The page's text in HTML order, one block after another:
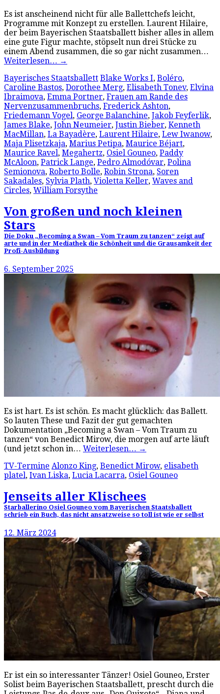
Es ist anscheinend nicht für alle Ballettchefs leicht,
Programme mit Konzept zu erstellen. Laurent Hilaire,
der beim Bayerischen Staatsballett bisher alles in allem
eine gute Figur machte, stöpselt nun drei Stücke zu
einem Abend zusammen, die so gar nicht zusammen…
Weiterlesen… →
Bayerisches Staatsballett Blake Works I, Boléro,
Caroline Bastos, Dorothee Merg, Elisabeth Tonev, Elvina
Ibraimova, Emma Portner, Frauen am Rande des
Nervenzusammenbruchs, Frederick Ashton,
Friedemann Vogel, George Balanchine, Jakob Feyferlik,
James Blake, John Neumeier, Justin Bieber, Kenneth
MacMillan, La Bayadère, Laurent Hilaire, Lew Iwanow,
Maja Plisetzkaja, Marius Petipa, Maurice Béjart,
Maurice Ravel, Megahertz, Osiel Gouneo, Paddy
McAloon, Patrick Lange, Pedro Almodóvar, Polina
Semionova, Roberto Bolle, Robin Strona, Soren
Sakadales, Sylvia Plath, Violetta Keller, Waves and
Circles, William Forsythe
Von großen und noch kleinen
Stars
Die Doku „Becoming a Swan – Vom Traum zu tanzen“ zeigt auf
arte und in der Mediathek die Schönheit und die Grausamkeit der
Profi-Ausbildung
6. September 2025
Es ist hart. Es ist schön. Es macht glücklich: das Ballett.
So lauten These und Fazit der gut gemachten
Dokumentation „Becoming a Swan – Vom Traum zu
tanzen“ von Benedict Mirow, die morgen auf arte läuft
(und jetzt schon in… Weiterlesen… →
TV-Termine Alonzo King, Benedict Mirow, elisabeth
platel, Ivan Liska, Lucia Lacarra, Osiel Gouneo
Jenseits aller Klischees
Starballerino Osiel Gouneo vom Bayerischen Staatsballett
schrieb ein Buch, das nicht ansatzweise so toll ist wie er selbst
12. März 2024
Er ist ein so interessanter Tänzer! Osiel Gouneo, Erster
Solist beim Bayerischen Staatsballett, prescht durch die